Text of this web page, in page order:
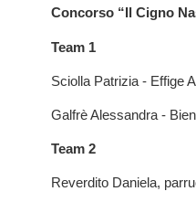
Concorso “Il Cigno
Team 1
Sciolla Patrizia - Effige
Galfrè Alessandra -
Team 2
Reverdito Daniela,